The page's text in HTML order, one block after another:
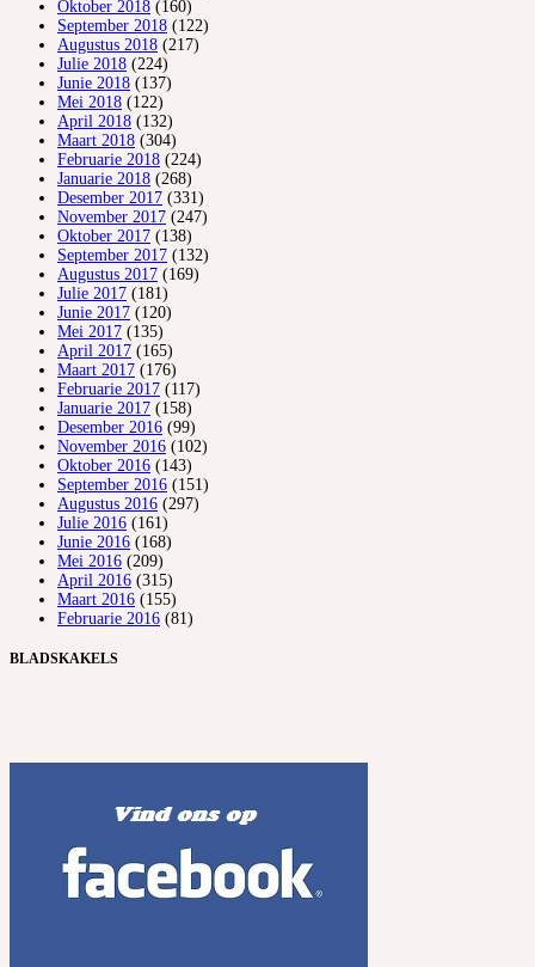
Oktober 2018 (160)
September 2018 (122)
Augustus 2018 (217)
Julie 2018 (224)
Junie 2018 (137)
Mei 2018 (122)
April 2018 (132)
Maart 2018 (304)
Februarie 2018 (224)
Januarie 2018 (268)
Desember 2017 (331)
November 2017 (247)
Oktober 2017 (138)
September 2017 (132)
Augustus 2017 (169)
Julie 2017 (181)
Junie 2017 (120)
Mei 2017 (135)
April 2017 (165)
Maart 2017 (176)
Februarie 2017 (117)
Januarie 2017 (158)
Desember 2016 (99)
November 2016 (102)
Oktober 2016 (143)
September 2016 (151)
Augustus 2016 (297)
Julie 2016 (161)
Junie 2016 (168)
Mei 2016 (209)
April 2016 (315)
Maart 2016 (155)
Februarie 2016 (81)
BLADSKAKELS